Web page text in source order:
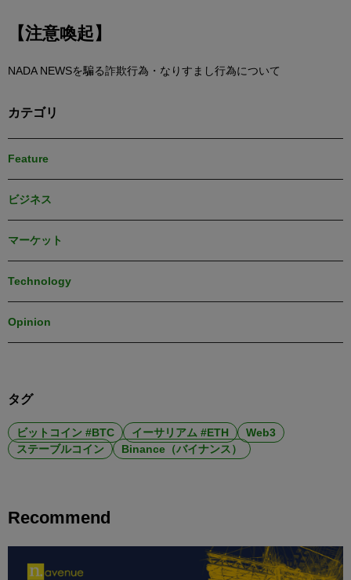
【注意喚起】
NADA NEWSを騙る詐欺行為・なりすまし行為について
カテゴリ
Feature
ビジネス
マーケット
Technology
Opinion
タグ
ビットコイン #BTC イーサリアム #ETH
Web3
ステーブルコイン
Binance（バイナンス）
Recommend